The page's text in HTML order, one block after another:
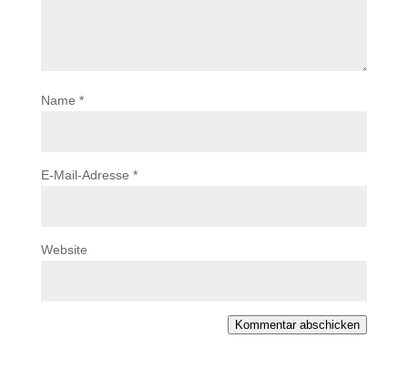
Name *
E-Mail-Adresse *
Website
Kommentar abschicken